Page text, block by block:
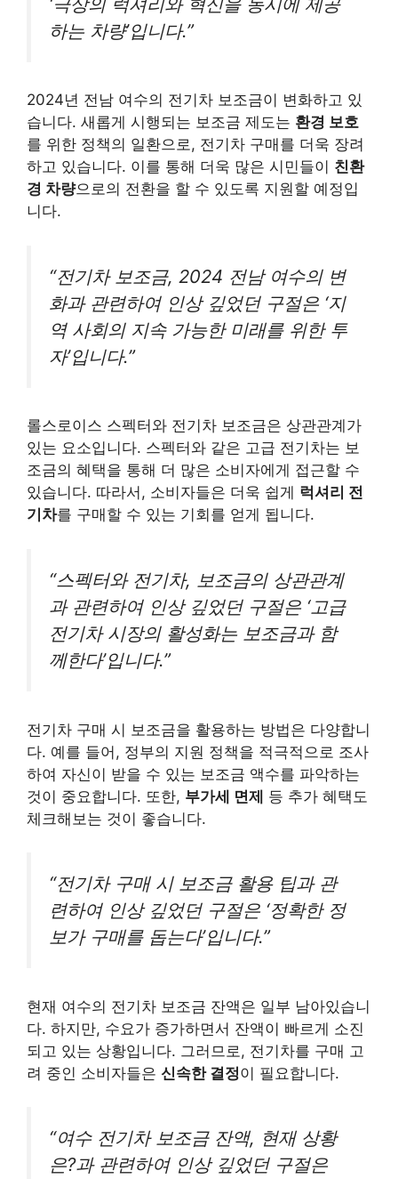
하는 차량’입니다.”
2024년 전남 여수의 전기차 보조금이 변화하고 있
습니다. 새롭게 시행되는 보조금 제도는 환경 보호
를 위한 정책의 일환으로, 전기차 구매를 더욱 장려
하고 있습니다. 이를 통해 더욱 많은 시민들이 친환
경 차량으로의 전환을 할 수 있도록 지원할 예정입
니다.
“전기차 보조금, 2024 전남 여수의 변
화과 관련하여 인상 깊었던 구절은 ‘지
역 사회의 지속 가능한 미래를 위한 투
자’입니다.”
롤스로이스 스펙터와 전기차 보조금은 상관관계가
있는 요소입니다. 스펙터와 같은 고급 전기차는 보
조금의 혜택을 통해 더 많은 소비자에게 접근할 수
있습니다. 따라서, 소비자들은 더욱 쉽게 럭셔리 전
기차를 구매할 수 있는 기회를 얻게 됩니다.
“스펙터와 전기차, 보조금의 상관관계
과 관련하여 인상 깊었던 구절은 ‘고급
전기차 시장의 활성화는 보조금과 함
께한다’입니다.”
전기차 구매 시 보조금을 활용하는 방법은 다양합니
다. 예를 들어, 정부의 지원 정책을 적극적으로 조사
하여 자신이 받을 수 있는 보조금 액수를 파악하는
것이 중요합니다. 또한, 부가세 면제 등 추가 혜택도
체크해보는 것이 좋습니다.
“전기차 구매 시 보조금 활용 팁과 관
련하여 인상 깊었던 구절은 ‘정확한 정
보가 구매를 돕는다’입니다.”
현재 여수의 전기차 보조금 잔액은 일부 남아있습니
다. 하지만, 수요가 증가하면서 잔액이 빠르게 소진
되고 있는 상황입니다. 그러므로, 전기차를 구매 고
려 중인 소비자들은 신속한 결정이 필요합니다.
“여수 전기차 보조금 잔액, 현재 상황
은?과 관련하여 인상 깊었던 구절은